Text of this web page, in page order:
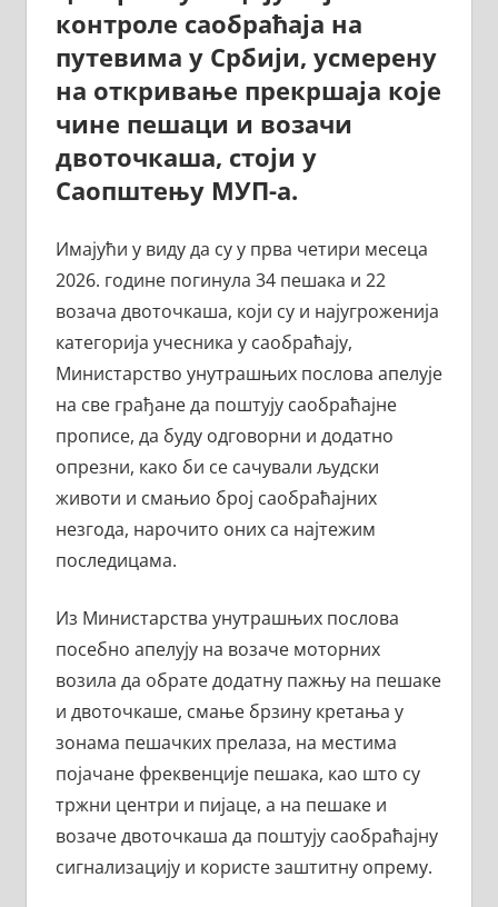
контроле саобраћаја на
путевима у Србији, усмерену
на откривање прекршаја које
чине пешаци и возачи
двоточкаша, стоји у
Саопштењу МУП-а.
Имајући у виду да су у прва четири месеца
2026. године погинула 34 пешака и 22
возача двоточкаша, који су и најугроженија
категорија учесника у саобраћају,
Министарство унутрашњих послова апелује
на све грађане да поштују саобраћајне
прописе, да буду одговорни и додатно
опрезни, како би се сачували људски
животи и смањио број саобраћајних
незгода, нарочито оних са најтежим
последицама.
Из Министарства унутрашњих послова
посебно апелујуна возаче моторних
возила да обрате додатну пажњу на пешаке
и двоточкаше, смање брзину кретања у
зонама пешачких прелаза, на местима
појачане фреквенције пешака, као што су
тржни центри и пијаце, а на пешаке и
возаче двоточкаша да поштују саобраћајну
сигнализацију и користе заштитну опрему.